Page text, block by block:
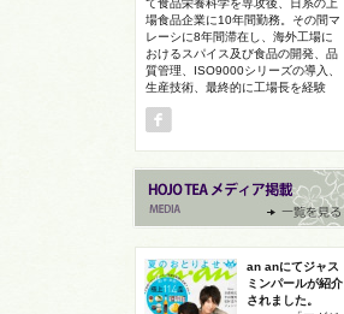
て食品栄養科学を専攻後、日系の上
場食品企業に10年間勤務。その間マ
レーシに8年間滞在し、海外工場に
おけるスパイス及び食品の開発、品
質管理、ISO9000シリーズの導入、
生産技術、最終的に工場長を経験
an anにてジャス
ミンパールが紹介
されました。